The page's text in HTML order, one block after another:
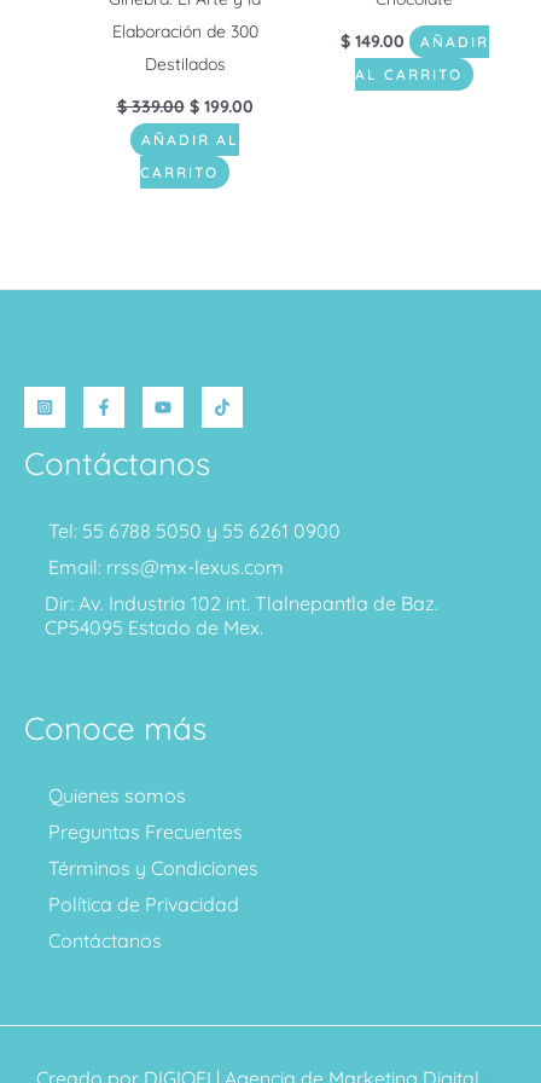
Elaboración de 300
Destilados
$339.00 $199.00
AÑADIR AL
CARRITO
$149.00
AÑADIR
AL CARRITO
Contáctanos
Tel: 55 6788 5050 y 55 6261 0900
Email: rrss@mx-lexus.com
Dir: Av. Industria 102 int. Tlalnepantla de Baz.
CP54095 Estado de Mex.
Conoce más
Quienes somos
Preguntas Frecuentes
Términos y Condiciones
Política de Privacidad
Contáctanos